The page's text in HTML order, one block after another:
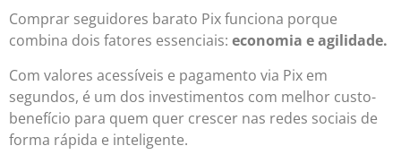
Comprar seguidores barato Pix funciona porque
combina dois fatores essenciais: economia e agilidade.
Com valores acessíveis e pagamento via Pix em
segundos, é um dos investimentos com melhor custo-
benefício para quem quer crescer nas redes sociais de
forma rápida e inteligente.